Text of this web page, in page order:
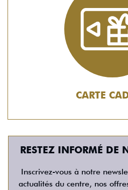
CARTE
RESTEZ INFORMÉ DE
Inscrivez-vous à notre
actualités du centre, nos